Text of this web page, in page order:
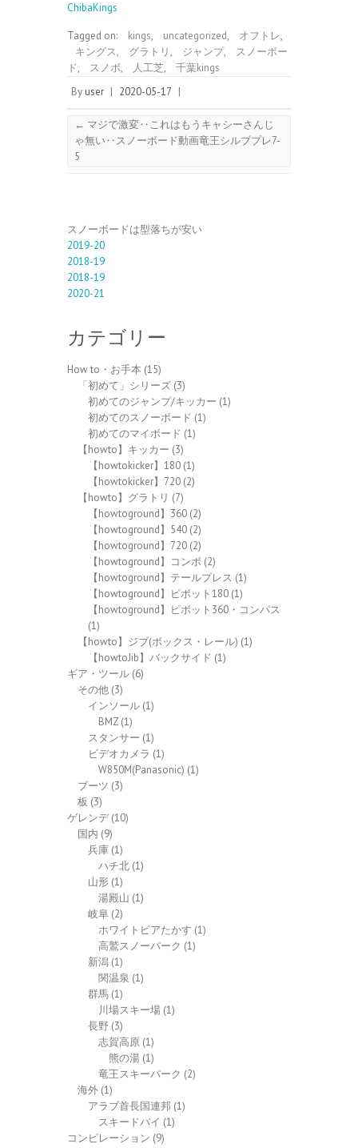
ChibaKings
Tagged on: kings, uncategorized, オフトレ,
キングス, グラトリ, ジャンプ,
スノーボー
ド, スノボ, 人工芝,
千葉kings
By user | 2020-05-17 |
← マジで激変‥これはもうキャシーさんじ
ゃ無い‥スノーボード動画竜王シルブプレ7-
5
スノーボードは型落ちが安い
2019-20
2018-19
2018-19
2020-21
カテゴリー
How to・お手本 (15)
「初めて」シリーズ (3)
初めてのジャンプ/キッカー (1)
初めてのスノーボード (1)
初めてのマイボード (1)
【howto】キッカー (3)
【howtokicker】180 (1)
【howtokicker】720 (2)
【howto】グラトリ (7)
【howtoground】360 (2)
【howtoground】540 (2)
【howtoground】720 (2)
【howtoground】コンボ (2)
【howtoground】テールプレス (1)
【howtoground】ピボット180 (1)
【howtoground】ピボット360・コンパス
(1)
【howto】ジブ(ボックス・レール) (1)
【howtoJib】バックサイド (1)
ギア・ツール (6)
その他 (3)
インソール (1)
BMZ (1)
スタンサー (1)
ビデオカメラ (1)
W850M(Panasonic) (1)
ブーツ (3)
板 (3)
ゲレンデ(10)
国内 (9)
兵庫 (1)
ハチ北 (1)
山形 (1)
湯殿山 (1)
岐阜 (2)
ホワイトピアたかす (1)
高鷲スノーパーク (1)
新潟 (1)
関温泉 (1)
群馬 (1)
川場スキー場 (1)
長野 (3)
志賀高原 (1)
熊の湯 (1)
竜王スキーパーク (2)
海外 (1)
アラブ首長国連邦 (1)
スキードバイ (1)
コンピレーション (9)